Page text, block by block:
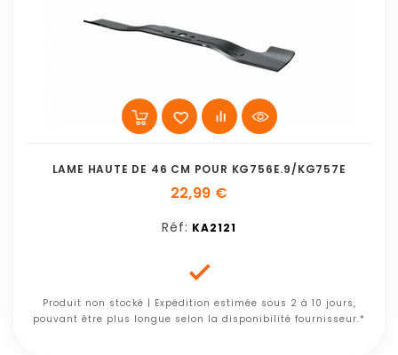
LAME HAUTE DE 46 CM POUR KG756E.9/KG757E
22,99 €
Réf: KA2121

Produit non stocké | Expédition estimée sous 2 à 10 jours,
pouvant être plus longue selon la disponibilité fournisseur.*